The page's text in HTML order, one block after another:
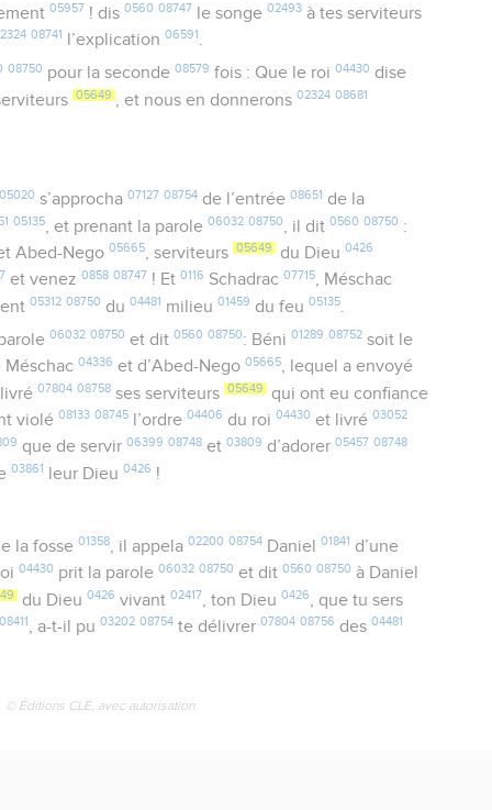
05957 ! dis0560 08747 le songe02493 à tes serviteurs
08741 l’explication06591 .
08750 pour la seconde 08579 fois : Que le roi 04430 dise
05649 , et nous en donnerons02324 08681
05020 s’approcha 07127 08754de l’entrée 08651 de la
05135 , et prenant la parole06032 08750 , il dit0560 08750 :
Abed-Nego05665, serviteurs 05649 du Dieu0426
et venez0858 08747 ! Et0116 Schadrac07715, Méschac
05312 08750 du04481 milieu01459 du feu05135
06032 08750 et dit 0560 08750: Béni 01289 08752soit le
Méschac04336 et d’Abed-Nego05665, lequel a envoyé
07804 08758 ses serviteurs 05649 qui ont eu confiance
violé08133 08745 l’ordre04406 du roi04430 et livré03052
que de servir06399 08748 et03809 d’adorer05457 08748
03861 leur Dieu0426 !
la fosse 01358, il appela 02200 08754Daniel 01841
d’une
04430 prit la parole06032 08750 et dit0560 08750 à Daniel
du Dieu0426 vivant02417 , ton Dieu0426 , que tu sers
08411 , a-t-il pu03202 08754 te délivrer07804 08756 des04481
© Éditions CLÉ, avec autorisation